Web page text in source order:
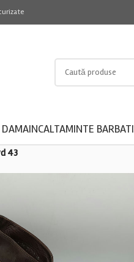
INCALTAMINTE BARBATI
43